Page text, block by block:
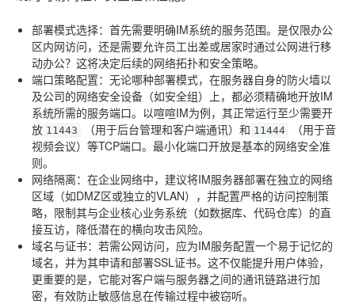
部署模式选择：首先需要明确IM系统的服务范围。是仅限办公
区内网访问，还是需要允许员工出差或居家时通过公网进行移
动办公？这将决定后续的网络拓扑和安全策略。
端口策略配置：无论哪种部署模式，在服务器自身的防火墙以
及公司的网络安全设备（如安全组）上，都必须精确地开放IM
系统所需的服务端口。以喧喧IM为例，其正常运行至少需要开
放 11443 （用于后台管理和客户端通讯）和 11444
（用于音
视频会议）等TCP端口。最小化端口开放是基本的网络安全准
则。
网络隔离：在企业网络中，建议将IM服务器部署在独立的网络
区域（如DMZ区或独立的VLAN），并配置严格的访问控制策
略，限制其与企业核心业务系统（如数据库、代码仓库）的直
接互访，降低潜在的横向攻击风险。
域名与证书：若需公网访问，应为IM服务配置一个易于记忆的
域名，并为其申请和部署SSL证书。这不仅能提升用户体验，
更重要的是，它能对客户端与服务器之间的通讯链路进行加
密，有效防止敏感信息在传输过程中被窃听。